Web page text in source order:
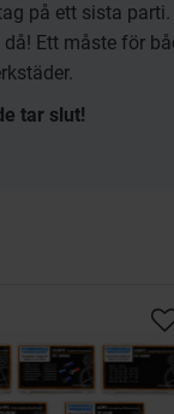
på ett sista
Ett måste för
tar slut!